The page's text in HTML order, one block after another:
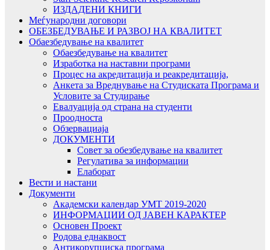
ИЗДАДЕНИ КНИГИ
Меѓународни договори
ОБЕЗБЕДУВАЊЕ И РАЗВОЈ НА КВАЛИТЕТ
Обаезбедување на квалитет
Обаезбедување на квалитет
Изработка на наставни програми
Процес на акредитација и реакредитација,
Анкета за Вреднување на Студиската Програма и
Условите за Студирање
Евалуација од страна на студенти
Проодноста
Обзервациаја
ДОКУМЕНТИ
Совет за обезбедување на квалитет
Регулатива за информации
Елаборат
Вести и настани
Документи
Академски календар УМТ 2019-2020
ИНФОРМАЦИИ ОД ЈАВЕН КАРАКТЕР
Основен Проект
Родова еднаквост
Антикорупциска програма